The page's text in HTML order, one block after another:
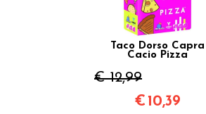
Taco Dorso Capra
Cacio Pizza
€ 12,99
€ 10,39